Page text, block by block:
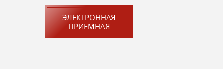
ЭЛЕКТРОННАЯ
ПРИЕМНАЯ